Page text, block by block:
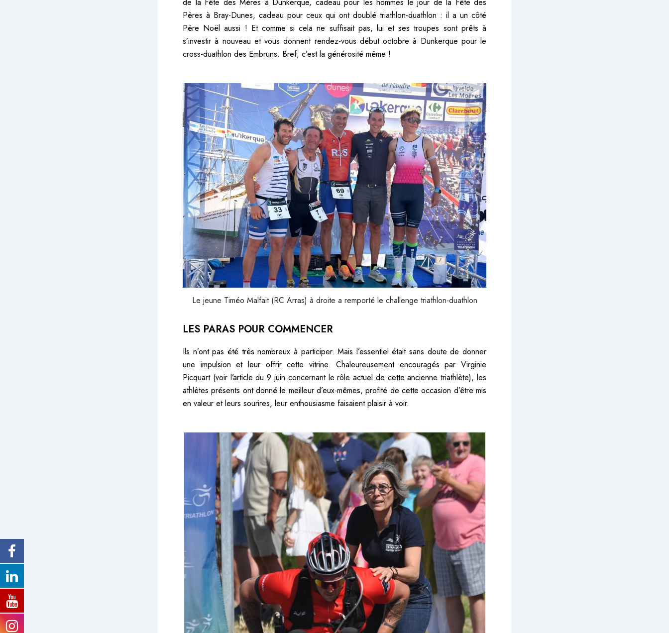
Pères à Bray-Dunes, cadeau pour ceux qui ont doublé triathlon-duathlon : il a un côté
Père Noël aussi ! Et comme si cela ne suffisait pas, lui et ses troupes sont prêts à
s’investir à nouveau et vous donnent rendez-vous début octobre à Dunkerque pour le
cross-duathlon des Embruns. Bref, c’est la générosité même !
Le jeune Timéo Malfait (RC Arras) à droite a remporté le challenge triathlon-duathlon
LES PARAS POUR COMMENCER
Ils n’ont pas été très nombreux à participer. Mais l’essentiel était sans doute de donner
une impulsion et leur offrir cette vitrine. Chaleureusement encouragés par Virginie
Picquart (voir l’article du 9 juin concernant le rôle actuel de cette ancienne triathlète), les
athlètes présents ont donné le meilleur d’eux-mêmes, profité de cette occasion d’être mis
en valeur et leurs sourires, leur enthousiasme faisaient plaisir à voir.